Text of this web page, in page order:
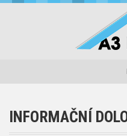
INFORMAČNÍ